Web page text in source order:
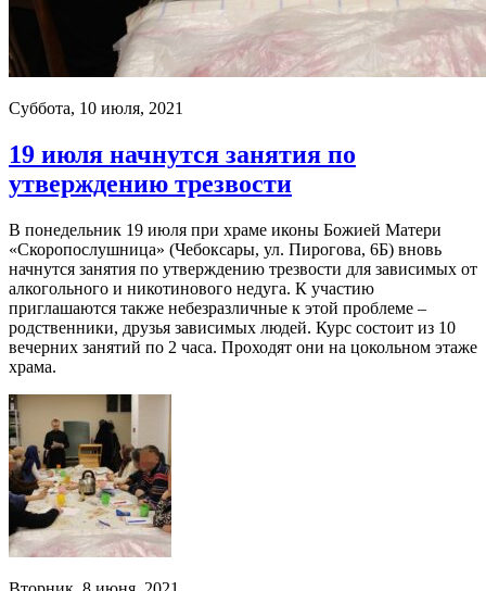
Суббота, 10 июля, 2021
19 июля начнутся занятия по
утверждению трезвости
В понедельник 19 июля при храме иконы Божией Матери
«Скоропослушница» (Чебоксары, ул. Пирогова, 6Б) вновь
начнутся занятия по утверждению трезвости для зависимых от
алкогольного и никотинового недуга. К участию
приглашаются также небезразличные к этой проблеме –
родственники, друзья зависимых людей. Курс состоит из 10
вечерних занятий по 2 часа. Проходят они на цокольном этаже
храма.